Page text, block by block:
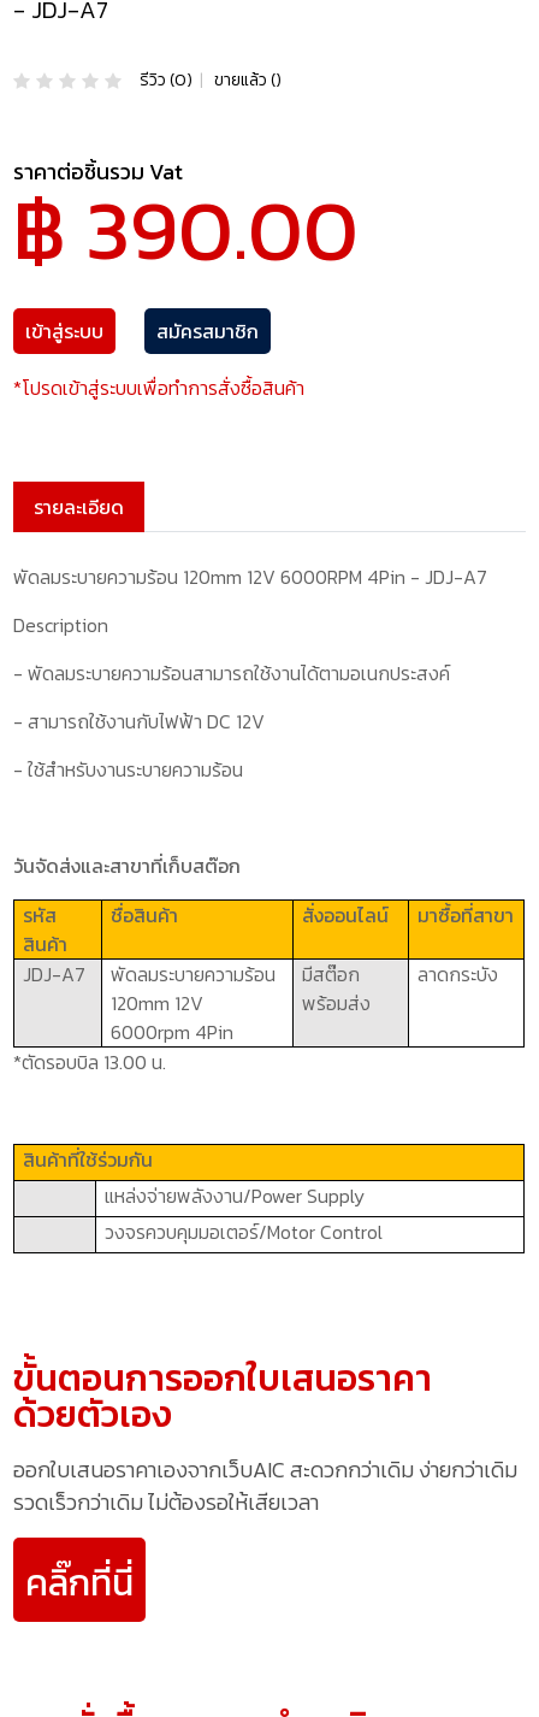
- JDJ-A7
รีวิว (0) | ขายแล้ว ()
ราคาต่อชิ้นรวม Vat
฿ 390.00
เข้าสู่ระบบ
สมัครสมาชิก
*โปรดเข้าสู่ระบบเพื่อทำการสั่งซื้อสินค้า
รายละเอียด
พัดลมระบายความร้อน 120mm 12V 6000RPM 4Pin - JDJ-A7
Description
- พัดลมระบายความร้อนสามารถใช้งานได้ตามอเนกประสงค์
- สามารถใช้งานกับไฟฟ้า DC 12V
- ใช้สำหรับงานระบายความร้อน
วันจัดส่งและสาขาที่เก็บสต๊อก
รหัส
สินค้า
ชื่อสินค้า สั่งออนไลน์ มาซื้อที่สาขา
JDJ-A7
พัดลมระบายความร้อน
120mm 12V
6000rpm 4Pin
มีสต๊อก
พร้อมส่ง
ลาดกระบัง
*ตัดรอบบิล 13.00 น.
สินค้าที่ใช้ร่วมกัน
แหล่งจ่ายพลังงาน/Power Supply
วงจรควบคุมมอเตอร์/Motor Control
ขั้นตอนการออกใบเสนอราคา
ด้วยตัวเอง
ออกใบเสนอราคาเองจากเว็บAIC สะดวกกว่าเดิม ง่ายกว่าเดิม
รวดเร็วกว่าเดิม ไม่ต้องรอให้เสียเวลา
คลิ๊กที่นี่